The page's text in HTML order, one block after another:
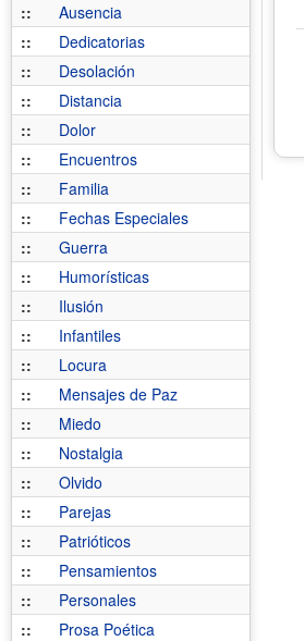
::
Ausencia
::
Dedicatorias
::
Desolación
::
Distancia
::
Dolor
::
Encuentros
::
Familia
::
Fechas Especiales
::
Guerra
::
Humorísticas
::
Ilusión
::
Infantiles
::
Locura
::
Mensajes de Paz
::
Miedo
::
Nostalgia
::
Olvido
::
Parejas
::
Patrióticos
::
Pensamientos
::
Personales
::
Prosa Poética